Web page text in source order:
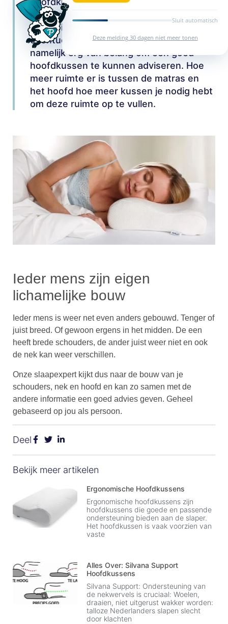
Sluit automatisch
Deze melding 30 dagen niet meer tonen
je gebouwd bent. Naast je slaaphouding,
hardheid van je eigen matras en
eventuele lichamelijk klachten is dat
namelijk erg van belang om een goed
hoofdkussen te kunnen adviseren. Hoe
meer ruimte er is tussen de matras en
het hoofd hoe meer kussen je nodig hebt
om deze ruimte op te vullen.
Ieder mens zijn eigen
lichamelijke bouw
Ieder mens is weer net even anders gebouwd. Tenger of
juist breed. Of gewoon ergens in het midden. De een
heeft brede schouders, de ander juist weer niet en ook
de nek kan weer verschillen.
Onze slaapexpert kijkt dus naar de bouw van je
schouders, nek en hoofd en kan zo samen met de
andere informatie een goed advies geven. Geheel
gebaseerd op jou als persoon.
Deel
Bekijk meer artikelen
Ergonomische Hoofdkussens
Ergonomische hoofdkussens zijn
hoofdkussens die goede en passende
ondersteuning bieden aan de slaper.
Het hoofdkussen is vaak voorzien van
vaste
Alles Over: Silvana Support
Hoofdkussens
Silvana Support: Ondersteuning van
de nekwervels is cruciaal: Woelen,
draaien, niet uitgerust wakker worden:
talloze Nederlanders slapen slecht
door klachten